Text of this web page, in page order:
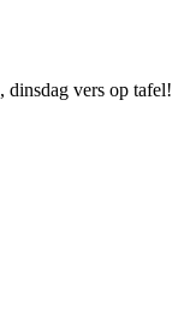
, dinsdag vers op tafel!